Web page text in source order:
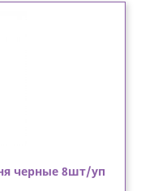
черные 8шт/уп